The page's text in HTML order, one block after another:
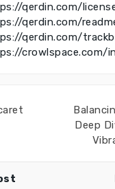
qerdin.com/
qerdin.com/
qerdin.com/
crowlspace.com/
Deep